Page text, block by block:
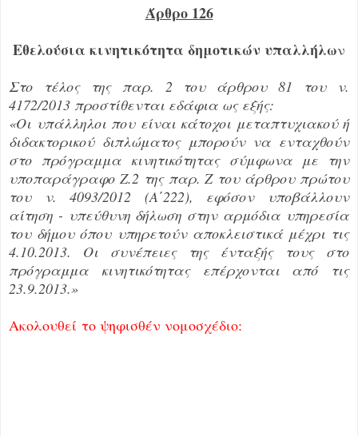
Άρθρο 126
Εθελούσια κινητικότητα δημοτικών υπαλλήλων
Στο τέλος της παρ. 2 του άρθρου 81 του ν.
4172/2013 προστίθενται εδάφια ως εξής:
«Οι υπάλληλοι που είναι κάτοχοι μεταπτυχιακού ή
διδακτορικού διπλώματος μπορούν να ενταχθούν
στο πρόγραμμα κινητικότητας σύμφωνα με την
υποπαράγραφο Ζ.2 της παρ. Ζ του άρθρου πρώτου
του ν. 4093/2012 (Α΄222), εφόσον υποβάλλουν
αίτηση - υπεύθυνη δήλωση στην αρμόδια υπηρεσία
του δήμου όπου υπηρετούν αποκλειστικά μέχρι τις
4.10.2013. Οι συνέπειες της ένταξής τους στο
πρόγραμμα κινητικότητας επέρχονται από τις
23.9.2013.»
Ακολουθεί το ψηφισθέν νομοσχέδιο: